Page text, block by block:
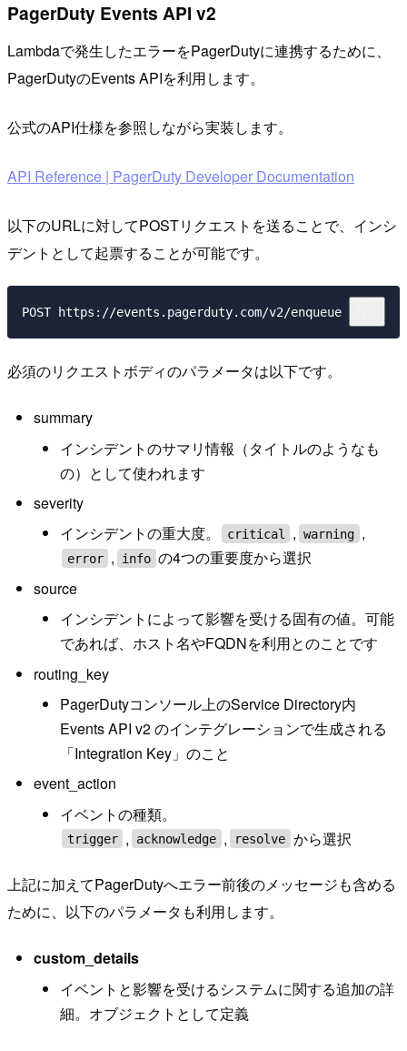
PagerDuty Events API v2
Lambdaで発生したエラーをPagerDutyに連携するために、
PagerDutyのEvents APIを利用します。
公式のAPI仕様を参照しながら実装します。
API Reference | PagerDuty Developer Documentation
以下のURLに対してPOSTリクエストを送ることで、インシ
デントとして起票することが可能です。
必須のリクエストボディのパラメータは以下です。
summary
インシデントのサマリ情報（タイトルのようなも
の）として使われます
severity
インシデントの重大度。
critical , warning ,
error , info の4つの重要度から選択
source
インシデントによって影響を受ける固有の値。可能
であれば、ホスト名やFQDNを利用とのことです
routing_key
PagerDutyコンソール上のService Directory内
Events API v2 のインテグレーションで生成される
「Integration Key」のこと
event_action
イベントの種類。
trigger , acknowledge , resolve から選択
上記に加えてPagerDutyへエラー前後のメッセージも含める
ために、以下のパラメータも利用します。
custom_details
イベントと影響を受けるシステムに関する追加の詳
細。オブジェクトとして定義